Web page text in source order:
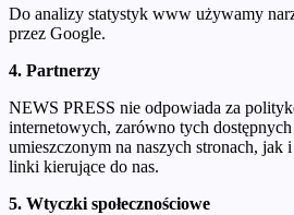
Do analizy statystyk www używamy
przez Google.
4. Partnerzy
NEWS PRESS nie odpowiada za
internetowych, zarówno tych
umieszczonym na naszych stronach, jak
linki kierujące do nas.
5. Wtyczki społecznościowe